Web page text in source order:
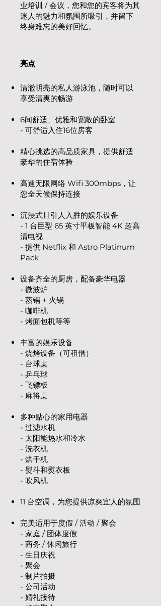
业培训 / 会议，您和您的宾客将为其
迷人的魅力和氛围所吸引，并留下
终身难忘的美好回忆。
亮点
清澈明亮的私人游泳池，随时可以
享受清爽的畅游
6间舒适、优雅和宽敞的卧室
- 可舒适入住16位房客​
精心挑选的高品质家具，提供舒适
豪华的住宿体验
高速无限网络 Wifi 300mbps，让
您全天候保持连接
沉浸式且引人入胜的娱乐设备
- 1 台巨型 65 英寸平板智能 4K 超高
清电视
- 提供 Netflix 和 Astro Platinum
Pack
设备齐全的厨房，配备豪华电器
- 微波炉
- 蒸锅 + 火锅
- 咖啡机
- 烤面包机等等
丰富的娱乐设备
- 烧烤设备（可租借）
- 台球桌
- 乒乓球
- 飞镖板
- 麻将桌
多种贴心的家用电器
- 过滤水机
- 太阳能热水和冷水
- 洗衣机
- 烘干机
- 熨斗和熨衣板
- 吹风机
11 台空调，为您提供凉爽宜人的氛围
完美适用于度假 / 活动 / 聚会
- 家庭 / 团体度假
- 商务 / 休闲旅行
- 生日庆祝
- 聚会
- 制片拍摄
- 公司活动
- 婚礼接待